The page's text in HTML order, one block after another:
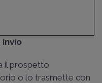
invio
il prospetto
o lo trasmette con